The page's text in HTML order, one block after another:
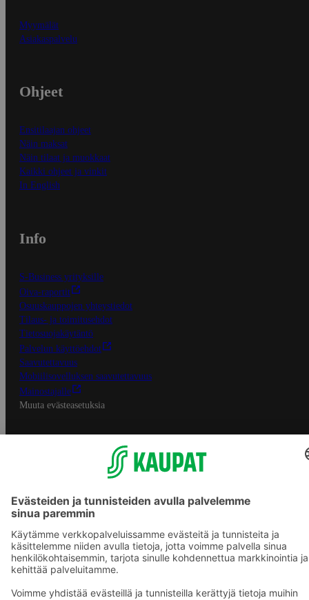
Myymälät
Asiakaspalvelu
Ohjeet
Ensitilaajan ohjeet
Näin maksat
Näin tilaat ja muokkaat
Kaikki ohjeet ja vinkit
In English
Info
S-Business yrityksille
Oiva-raportit
Osuuskauppojen yhteystiedot
Tilaus- ja toimitusehdot
Tietosuojakäytäntö
Palvelun käyttöehdot
Saavutettavuus
Mobiilisovelluksen saavutettavuus
Mainostajalle
Muuta evästeasetuksia
S-ryhmän palvelut
S-ryhmä
Asiakasomistajuus
Yhteishyvä Ruoka -sovellus
S-ostoslista -sovellus
Prisma.fi
Sokos.fi
S-Pankki